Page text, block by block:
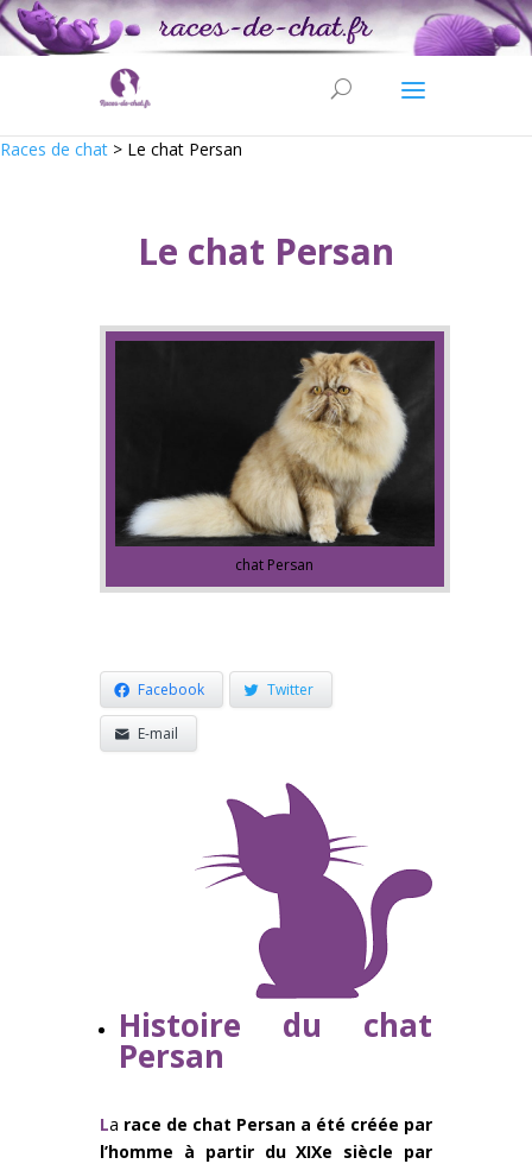
Races de chat > Le chat Persan
Le chat Persan
chat Persan
Facebook Twitter
E-mail
Histoire du chat
Persan
La race de chat Persan a été créée par
l’homme à partir du XIXe siècle par